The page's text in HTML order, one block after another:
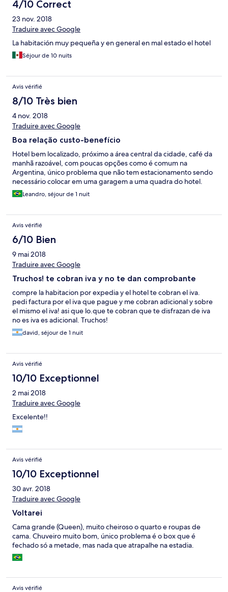
4/10 Correct
23 nov. 2018
Traduire avec Google
La habitación muy pequeña y en general en mal estado el hotel
Séjour de 10 nuits
Avis vérifié
8/10 Très bien
4 nov. 2018
Traduire avec Google
Boa relação custo-benefício
Hotel bem localizado, próximo a área central da cidade, café da
manhã razoável, com poucas opções como é comum na
Argentina, único problema que não tem estacionamento sendo
necessário colocar em uma garagem a uma quadra do hotel.
Leandro, séjour de 1 nuit
Avis vérifié
6/10 Bien
9 mai 2018
Traduire avec Google
Truchos! te cobran iva y no te dan comprobante
compre la habitacion por expedia y el hotel te cobran el iva.
pedi factura por el iva que pague y me cobran adicional y sobre
el mismo el iva! asi que lo.que te cobran que te disfrazan de iva
no es iva es adicional. Truchos!
david, séjour de 1 nuit
Avis vérifié
10/10 Exceptionnel
2 mai 2018
Traduire avec Google
Excelente!!
Avis vérifié
10/10 Exceptionnel
30 avr. 2018
Traduire avec Google
Voltarei
Cama grande (Queen), muito cheiroso o quarto e roupas de
cama. Chuveiro muito bom, único problema é o box que é
fechado só a metade, mas nada que atrapalhe na estadia.
Avis vérifié